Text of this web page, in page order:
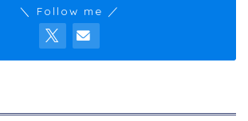
＼ Follow me ／